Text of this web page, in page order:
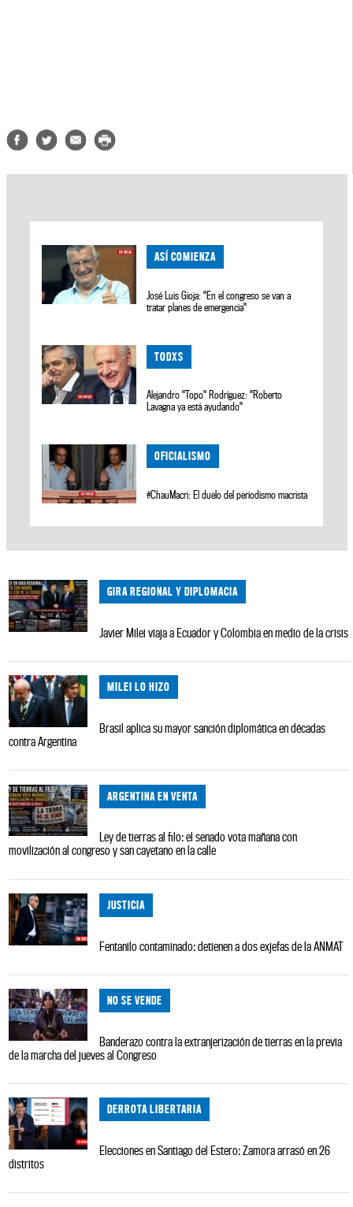
ASÍ COMIENZA
José Luis Gioja: "En el congreso se van a
tratar planes de emergencia"
TODXS
Alejandro "Topo" Rodríguez: "Roberto
Lavagna ya está ayudando"
OFICIALISMO
#ChauMacri: El duelo del periodismo macrista
GIRA REGIONAL Y DIPLOMACIA
Javier Milei viaja a Ecuador y Colombia en medio de la crisis
MILEI LO HIZO
Brasil aplica su mayor sanción diplomática en décadas
contra Argentina
ARGENTINA EN VENTA
Ley de tierras al filo: el senado vota mañana con
movilización al congreso y san cayetano en la calle
JUSTICIA
Fentanilo contaminado: detienen a dos exjefas de la ANMAT
NO SE VENDE
Banderazo contra la extranjerización de tierras en la previa
de la marcha del jueves al Congreso
DERROTA LIBERTARIA
Elecciones en Santiago del Estero: Zamora arrasó en 26
distritos